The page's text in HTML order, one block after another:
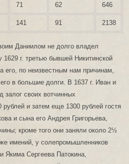
71 62 646
141 91 2138
Даниилом не долго владел
г. третью бывшей Никитинской
его, по неизвестным нам причинам,
в большие долги. В 1637 г. Иван и
залог своих вотчинных
и затем еще 1300 рублей гостя
и сына его Андрея Григорьева,
кроме того они заняли около 2½
имений, у солепромышленников
Якима Сергеева Патокина,